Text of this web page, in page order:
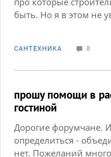
быть. Но я в этом не
удобно расположен с
САНТЕХНИКА 8
прошу помощи в
гостиной
Дорогие форумчане.
определиться -
нет. Пожеланий